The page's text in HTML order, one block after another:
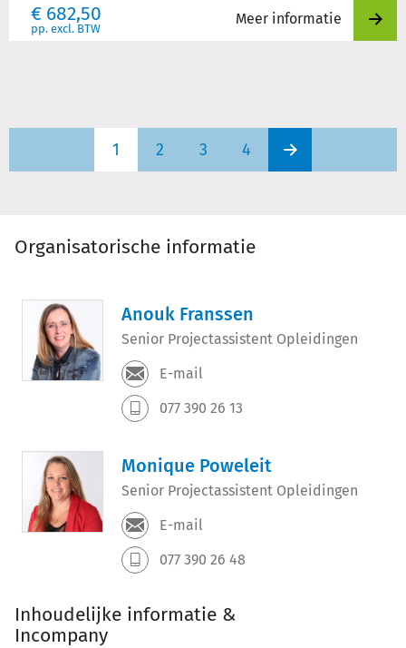
€ 682,50
pp. excl. BTW
Meer informatie
1 2 3 4
Organisatorische informatie
Anouk Franssen
Senior Projectassistent Opleidingen
E-mail
077 390 26 13
Monique Poweleit
Senior Projectassistent Opleidingen
E-mail
077 390 26 48
Inhoudelijke informatie &
Incompany